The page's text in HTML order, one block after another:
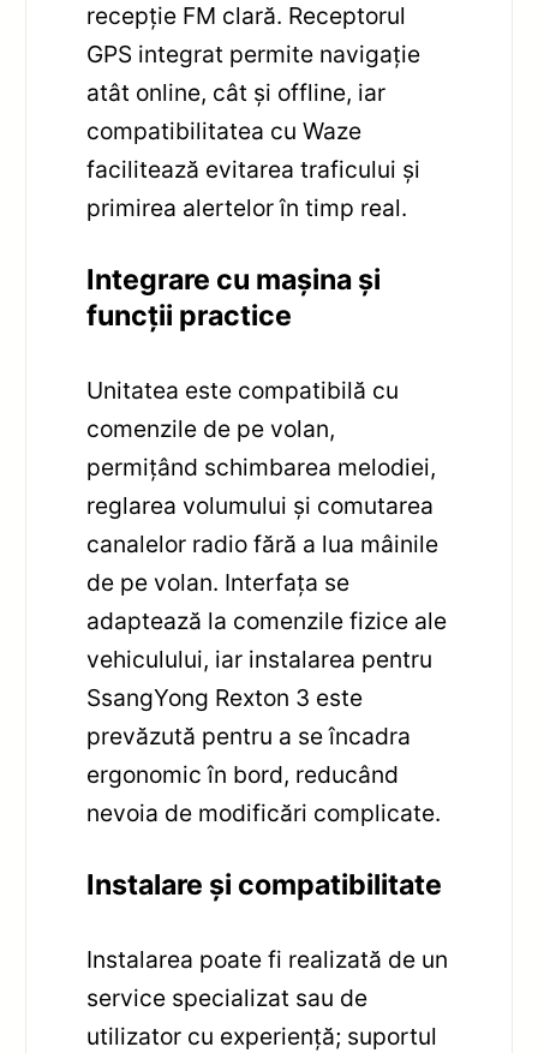
recepție FM clară. Receptorul
GPS integrat permite navigație
atât online, cât și offline, iar
compatibilitatea cu Waze
facilitează evitarea traficului și
primirea alertelor în timp real.
Integrare cu mașina și
funcții practice
Unitatea este compatibilă cu
comenzile de pe volan,
permițând schimbarea melodiei,
reglarea volumului și comutarea
canalelor radio fără a lua mâinile
de pe volan. Interfața se
adaptează la comenzile fizice ale
vehiculului, iar instalarea pentru
SsangYong Rexton 3 este
prevăzută pentru a se încadra
ergonomic în bord, reducând
nevoia de modificări complicate.
Instalare și compatibilitate
Instalarea poate fi realizată de un
service specializat sau de
utilizator cu experiență; suportul